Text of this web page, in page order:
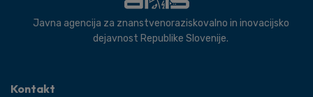
Javna agencija za znanstvenoraziskovalno in inovacijsko
dejavnost Republike Slovenije.
Kontakt